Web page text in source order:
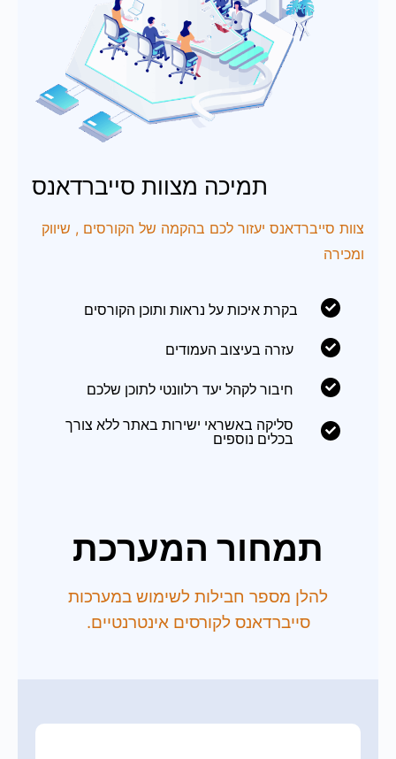
תמיכה מצוות סייברדאנס
צוות סייברדאנס יעזור לכם בהקמה של הקורסים , שיווק
ומכירה
בקרת איכות על נראות ותוכן הקורסים
עזרה בעיצוב העמודים
חיבור לקהל יעד רלוונטי לתוכן שלכם
סליקה באשראי ישירות באתר ללא צורך
בכלים נוספים
תמחור המערכת
להלן מספר חבילות לשימוש במערכות
סייברדאנס לקורסים אינטרנטיים.